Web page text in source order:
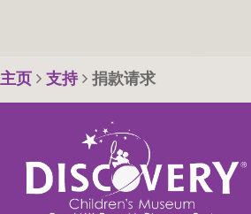
主页 支持 捐款请求